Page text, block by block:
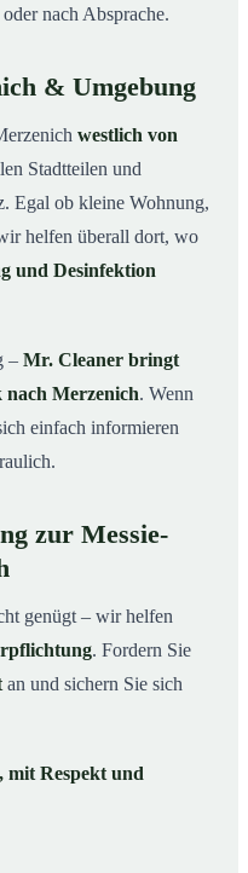
nach Absprache.
& Umgebung
westlich von
Stadtteilen und
Egal ob kleine Wohnung,
helfen überall dort, wo
und Desinfektion
– Mr. Cleaner bringt
Merzenich. Wenn
einfach informieren
zur Messie-
genügt – wir helfen
. Fordern Sie
an und sichern Sie sich
mit Respekt und